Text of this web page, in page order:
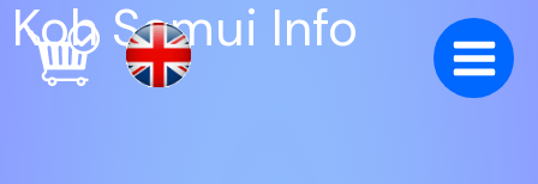
Zum
Inhalt
springen
Koh Samui Info